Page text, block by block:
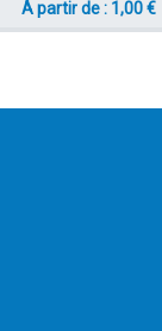
À partir de : 1,00 €